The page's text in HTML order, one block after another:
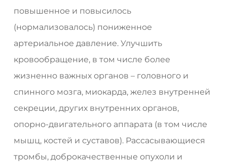
повышенное и повысилось
(нормализовалось) пониженное
артериальное давление. Улучшить
кровообращение, в том числе более
жизненно важных органов – головного и
спинного мозга, миокарда, желез внутренней
секреции, других внутренних органов,
опорно-двигательного аппарата (в том числе
мышц, костей и суставов). Рассасывающиеся
тромбы, доброкачественные опухоли и